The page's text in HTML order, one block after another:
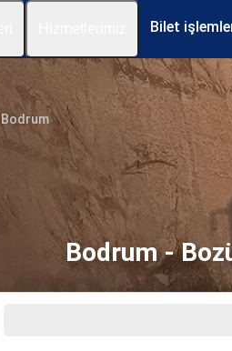
Bilet
Bodrum
Bodrum -